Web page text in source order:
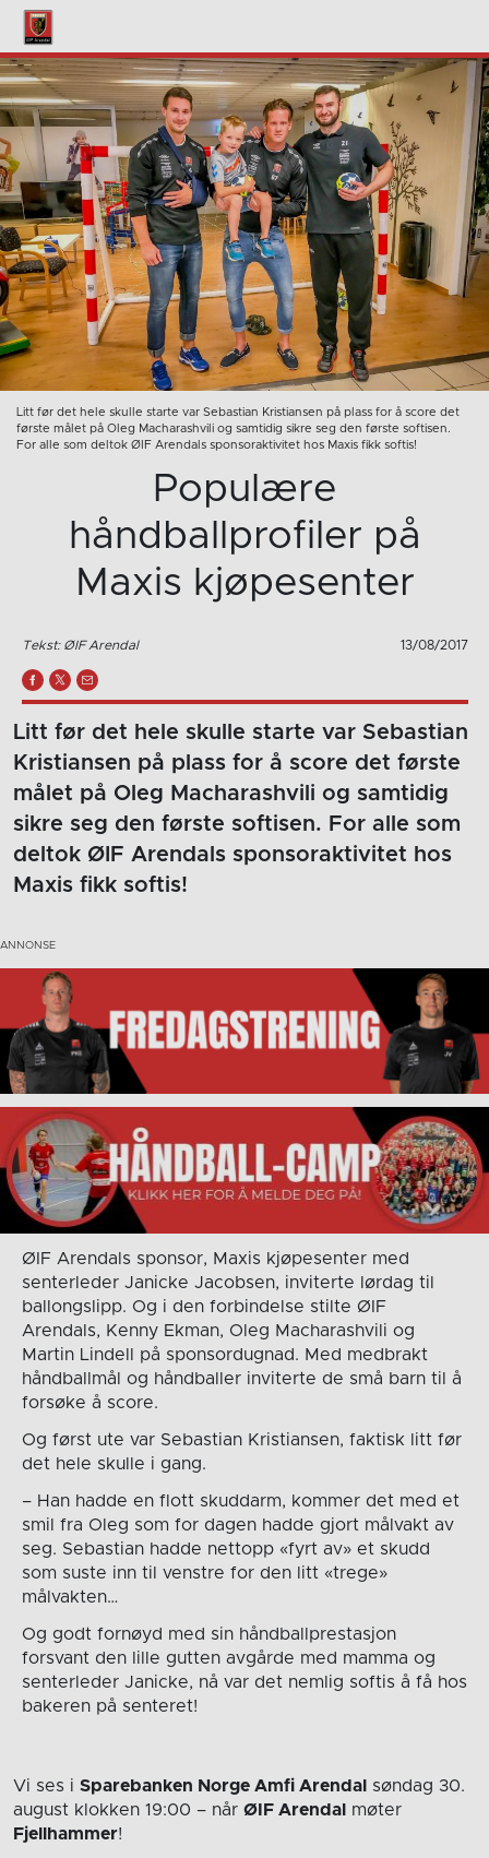
Litt før det hele skulle starte var Sebastian Kristiansen på plass for å score det
første målet på Oleg Macharashvili og samtidig sikre seg den første softisen.
For alle som deltok ØIF Arendals sponsoraktivitet hos Maxis fikk softis!
Populære
håndballprofiler på
Maxis kjøpesenter
Tekst: ØIF Arendal 13/08/2017
Litt før det hele skulle starte var Sebastian
Kristiansen på plass for å score det første
målet på Oleg Macharashvili og samtidig
sikre seg den første softisen. For alle som
deltok ØIF Arendals sponsoraktivitet hos
Maxis fikk softis!
ØIF Arendals sponsor, Maxis kjøpesenter med
senterleder Janicke Jacobsen, inviterte lørdag til
ballongslipp. Og i den forbindelse stilte ØIF
Arendals, Kenny Ekman, Oleg Macharashvili og
Martin Lindell på sponsordugnad. Med medbrakt
håndballmål og håndballer inviterte de små barn til å
forsøke å score.
Og først ute var Sebastian Kristiansen, faktisk litt før
det hele skulle i gang.
– Han hadde en flott skuddarm, kommer det med et
smil fra Oleg som for dagen hadde gjort målvakt av
seg. Sebastian hadde nettopp «fyrt av» et skudd
som suste inn til venstre for den litt «trege»
målvakten…
Og godt fornøyd med sin håndballprestasjon
forsvant den lille gutten avgårde med mamma og
senterleder Janicke, nå var det nemlig softis å få hos
bakeren på senteret!
Vi ses i Sparebanken Norge Amfi Arendal
søndag 30.
august klokken 19:00 – når ØIF Arendal
møter
Fjellhammer!